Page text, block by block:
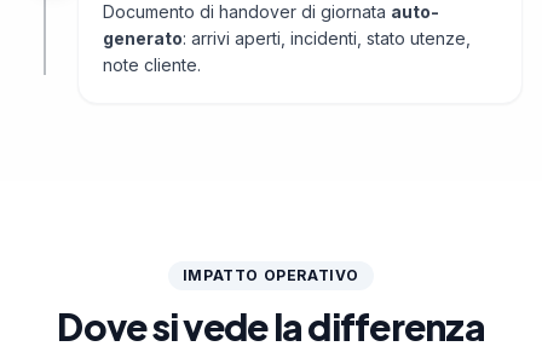
Documento di handover di giornata auto-
generato: arrivi aperti, incidenti, stato utenze,
note cliente.
IMPATTO OPERATIVO
Dove si vede la differenza